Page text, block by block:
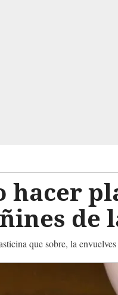
hacer
de
que sobre, la